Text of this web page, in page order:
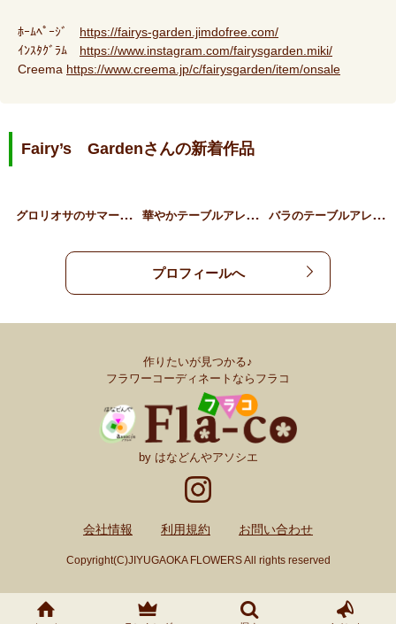
ﾎｰﾑﾍﾟｰｼﾞ https://fairys-garden.jimdofree.com/
ｲﾝｽﾀｸﾞﾗﾑ https://www.instagram.com/fairysgarden.miki/
Creema https://www.creema.jp/c/fairysgarden/item/onsale
Fairy’s Gardenさんの新着作品
グ
ロリオサのサマーアレンジ 華
やかテーブルアレンジ バ
ラのテーブルアレンジ
プロフィールへ
作りたいが見つかる♪
フラワーコーディネートならフラコ
by はなどんやアソシエ
会社情報 利用規約 お問い合わせ
Copyright(C)JIYUGAOKA FLOWERS All rights reserved